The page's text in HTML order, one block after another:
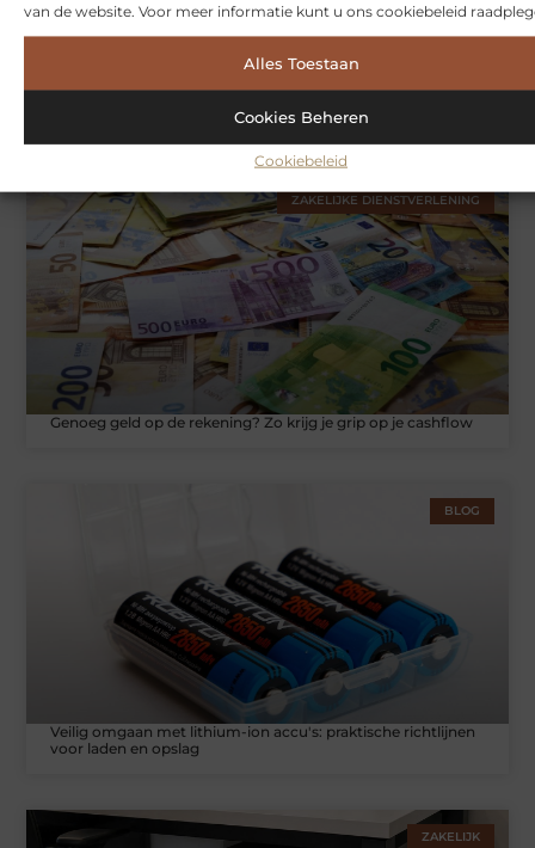
van de website. Voor meer informatie kunt u ons cookiebeleid
Alles Toestaan
Cookies Beheren
Cookiebeleid
Hoe je jouw woning in Amsterdam beter beschermt tegen
ZAKELIJKE DIENSTVERLENING
Genoeg geld op de rekening? Zo krijg je grip op je cashflow
BLOG
Veilig omgaan met lithium-ion accu's: praktische richtlijnen
voor laden en opslag
ZAKELIJK